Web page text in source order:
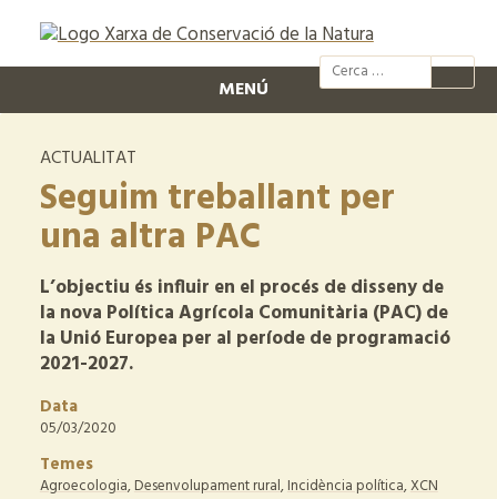
@xcn.cat
MENÚ
ACTUALITAT
Seguim treballant per
una altra PAC
L’objectiu és influir en el procés de disseny de
la nova Política Agrícola Comunitària (PAC) de
la Unió Europea per al període de programació
2021-2027.
Data
05/03/2020
Temes
Agroecologia,Desenvolupament rural,Incidència política,XCN